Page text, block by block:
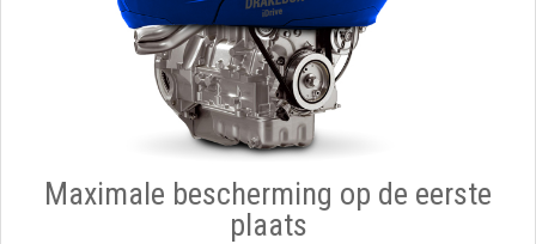
Maximale bescherming op de eerste
plaats